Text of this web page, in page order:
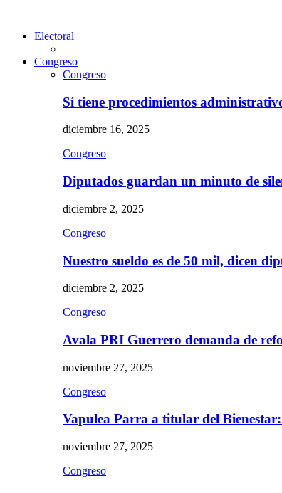
Electoral
Congreso
Congreso
Sí tiene procedimientos
diciembre 16, 2025
Congreso
Diputados guardan un minuto de
diciembre 2, 2025
Congreso
Nuestro sueldo es de 50 mil, dicen
diciembre 2, 2025
Congreso
Avala PRI Guerrero demanda de
noviembre 27, 2025
Congreso
Vapulea Parra a titular del
noviembre 27, 2025
Congreso